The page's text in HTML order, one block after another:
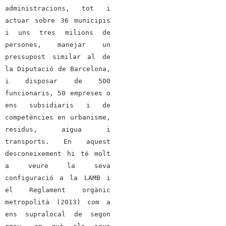
administracions, tot i
actuar sobre 36 municipis
i uns tres milions de
persones, manejar un
pressupost similar al de
la Diputació de Barcelona,
i disposar de 500
funcionaris, 50 empreses o
ens subsidiaris i de
competències en urbanisme,
residus, aigua i
transports. En aquest
desconeixement hi té molt
a veure la seva
configuració a la LAMB i
el Reglament orgànic
metropolità (2013) com a
ens supralocal de segon